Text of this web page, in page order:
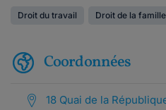
Droit du travail Droit de la famille
Coordonnées
18 Quai de la